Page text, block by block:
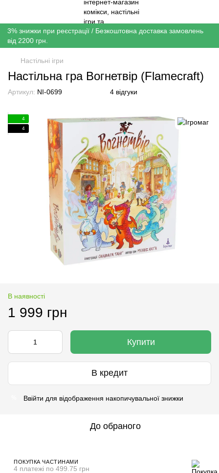
3% знижки при реєстрації / Безкоштовна доставка замовлень
від 2200 грн.
Настільні ігри
Настільна гра Вогнетвір (Flamecraft)
Артикул: NI-0699 4 відгуки
4
4
В наявності
1 999 грн
Купити
В кредит
Ввійти для відображення накопичувальної знижки
До обраного
ПОКУПКА ЧАСТИНАМИ
4 платежі по 499.75 грн